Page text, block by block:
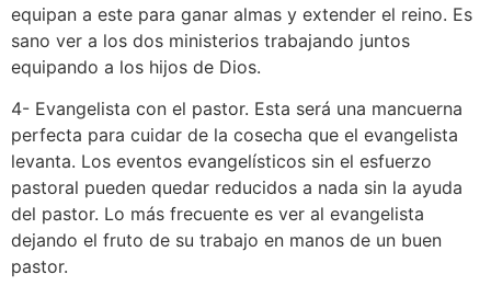
equipan a este para ganar almas y extender el reino. Es
sano ver a los dos ministerios trabajando juntos
equipando a los hijos de Dios.
4- Evangelista con el pastor. Esta será una mancuerna
perfecta para cuidar de la cosecha que el evangelista
levanta. Los eventos evangelísticos sin el esfuerzo
pastoral pueden quedar reducidos a nada sin la ayuda
del pastor. Lo más frecuente es ver al evangelista
dejando el fruto de su trabajo en manos de un buen
pastor.